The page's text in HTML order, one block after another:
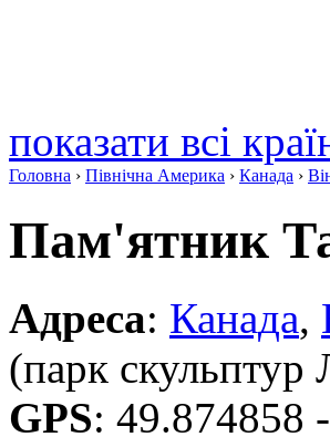
показати всі
Головна › Північна Америка › Канада ›
Пам'ятник
Адреса: Канада,
(парк
GPS: 49.874858